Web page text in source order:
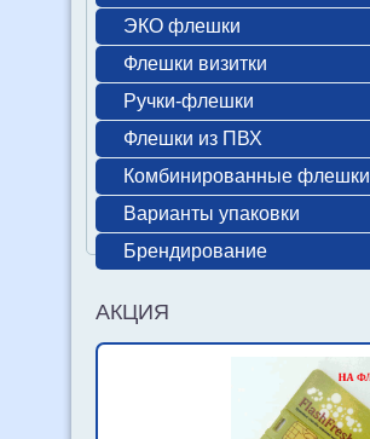
ЭКО флешки
Флешки визитки
Ручки-флешки
Флешки из ПВХ
Комбинированные флешки
Варианты упаковки
Брендирование
АКЦИЯ